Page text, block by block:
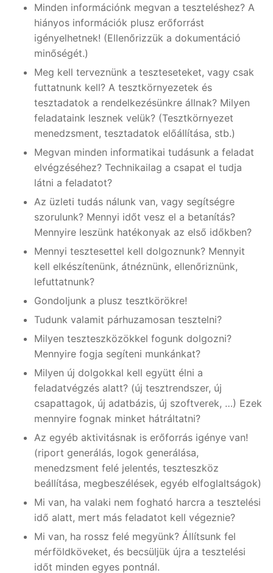
Minden információnk megvan a teszteléshez? A
hiányos információk plusz erőforrást
igényelhetnek! (Ellenőrizzük a dokumentáció
minőségét.)
Meg kell terveznünk a teszteseteket, vagy csak
futtatnunk kell? A tesztkörnyezetek és
tesztadatok a rendelkezésünkre állnak? Milyen
feladataink lesznek velük? (Tesztkörnyezet
menedzsment, tesztadatok előállítása, stb.)
Megvan minden informatikai tudásunk a feladat
elvégzéséhez? Technikailag a csapat el tudja
látni a feladatot?
Az üzleti tudás nálunk van, vagy segítségre
szorulunk? Mennyi időt vesz el a betanítás?
Mennyire leszünk hatékonyak az első időkben?
Mennyi tesztesettel kell dolgoznunk? Mennyit
kell elkészítenünk, átnéznünk, ellenőriznünk,
lefuttatnunk?
Gondoljunk a plusz tesztkörökre!
Tudunk valamit párhuzamosan tesztelni?
Milyen teszteszközökkel fogunk dolgozni?
Mennyire fogja segíteni munkánkat?
Milyen új dolgokkal kell együtt élni a
feladatvégzés alatt? (új tesztrendszer, új
csapattagok, új adatbázis, új szoftverek, …) Ezek
mennyire fognak minket hátráltatni?
Az egyéb aktivitásnak is erőforrás igénye van!
(riport generálás, logok generálása,
menedzsment felé jelentés, teszteszköz
beállítása, megbeszélések, egyéb elfoglaltságok)
Mi van, ha valaki nem fogható harcra a tesztelési
idő alatt, mert más feladatot kell végeznie?
Mi van, ha rossz felé megyünk? Állítsunk fel
mérföldköveket, és becsüljük újra a tesztelési
időt minden egyes pontnál.